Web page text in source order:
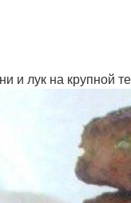
и лук на